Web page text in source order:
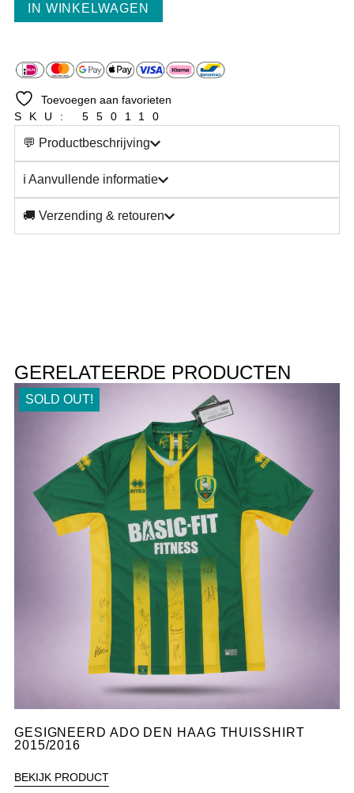
IN WINKELWAGEN
Toevoegen aan favorieten
SKU: 550110
💬 Productbeschrijving
ℹ️ Aanvullende informatie
🚚 Verzending & retouren
GERELATEERDE PRODUCTEN
SOLD OUT!
GESIGNEERD ADO DEN HAAG THUISSHIRT
2015/2016
BEKIJK PRODUCT